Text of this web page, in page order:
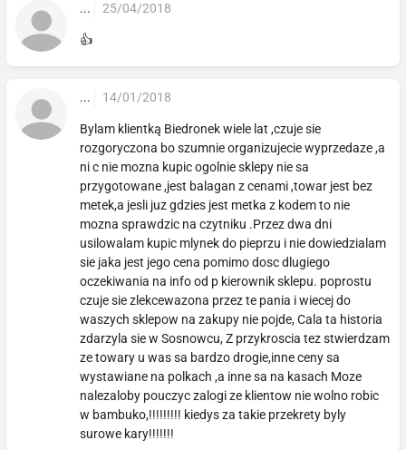
... 25/04/2018
👍
... 14/01/2018
Bylam klientką Biedronek wiele lat ,czuje sie
rozgoryczona bo szumnie organizujecie wyprzedaze ,a
ni c nie mozna kupic ogolnie sklepy nie sa
przygotowane ,jest balagan z cenami ,towar jest bez
metek,a jesli juz gdzies jest metka z kodem to nie
mozna sprawdzic na czytniku .Przez dwa dni
usilowalam kupic mlynek do pieprzu i nie dowiedzialam
sie jaka jest jego cena pomimo dosc dlugiego
oczekiwania na info od p kierownik sklepu. poprostu
czuje sie zlekcewazona przez te pania i wiecej do
waszych sklepow na zakupy nie pojde, Cala ta historia
zdarzyla sie w Sosnowcu, Z przykroscia tez stwierdzam
ze towary u was sa bardzo drogie,inne ceny sa
wystawiane na polkach ,a inne sa na kasach Moze
nalezaloby pouczyc zalogi ze klientow nie wolno robic
w bambuko,!!!!!!!!! kiedys za takie przekrety byly
surowe kary!!!!!!!